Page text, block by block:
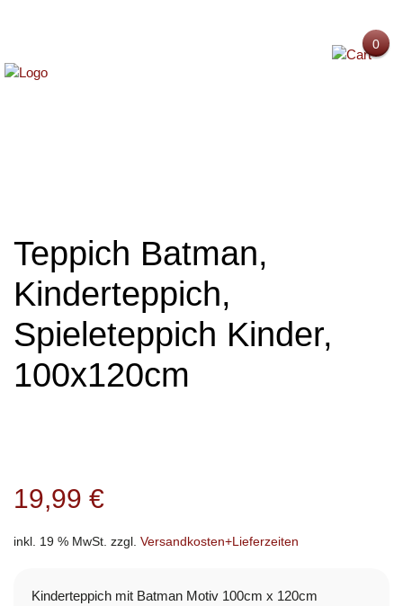
0
Teppich Batman,
Kinderteppich,
Spieleteppich Kinder,
100x120cm
19,99 €
inkl. 19 % MwSt. zzgl. Versandkosten+Lieferzeiten
Kinderteppich mit Batman Motiv 100cm x 120cm